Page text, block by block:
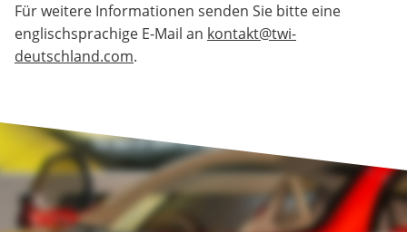
Für weitere Informationen senden Sie bitte eine
englischsprachige E-Mail an kontakt@twi-
deutschland.com.